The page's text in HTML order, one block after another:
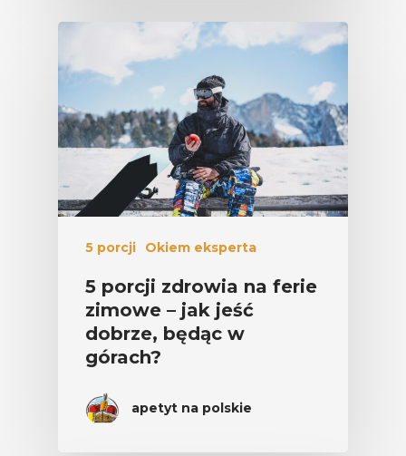
5 porcji Okiem eksperta
5 porcji zdrowia na ferie
zimowe – jak jeść
dobrze, będąc w
górach?
apetyt na polskie